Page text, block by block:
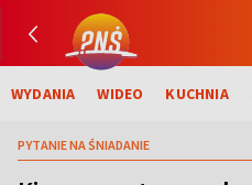
WYDANIA WIDEO KUCHNIA
PYTANIE NA ŚNIADANIE